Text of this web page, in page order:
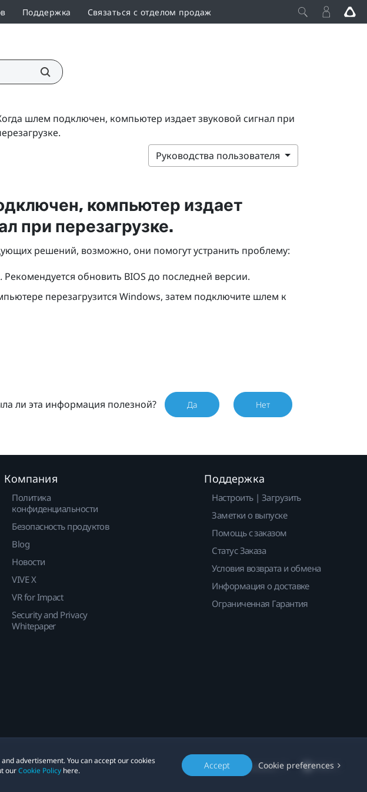
Поддержка Связаться с отделом продаж
шлем подключен, компьютер издает звуковой сигнал при
Руководства пользователя
компьютер издает
при перезагрузке.
решений, возможно, они помогут устранить проблему:
Рекомендуется обновить BIOS до последней версии.
перезагрузится Windows, затем подключите шлем к
ли эта информация полезной? Да Нет
advertisement. You can accept our cookies
ourCookie Policy here. Accept Cookie preferences
Компания
Политика
конфиденциальности
Безопасность продуктов
Blog
Новости
VIVE X
VR for Impact
Security and Privacy
Whitepaper
Поддержка
Настроить | Загрузить
Заметки о выпуске
Помощь с заказом
Статус Заказа
Условия возврата и обмена
Информация о доставке
Ограниченная Гарантия
Location